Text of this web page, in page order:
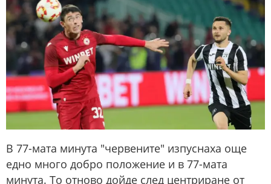
В 77-мата минута "червените" изпуснаха още
едно много добро положение и в 77-мата
минута. То отново дойде след центриране от